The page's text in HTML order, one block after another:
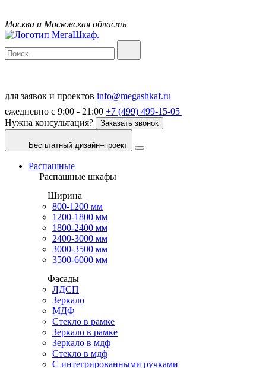
Москва и Московская область
для заявок и проектов info@megashkaf.ru
ежедневно с 9:00 - 21:00 +7 (499) 499-15-05
Нужна консультация?
Заказать звонок
Бесплатный дизайн–проект
Распашные
Распашные шкафы
Ширина
800-1200 мм
1200-1800 мм
1800-2400 мм
2400-3000 мм
3000-3500 мм
3500-6000 мм
Фасады
ЛДСП
Зеркало
МДФ
Стекло в рамке
Зеркало в рамке
Зеркало в мдф
Стекло в мдф
С интегрированными ручками